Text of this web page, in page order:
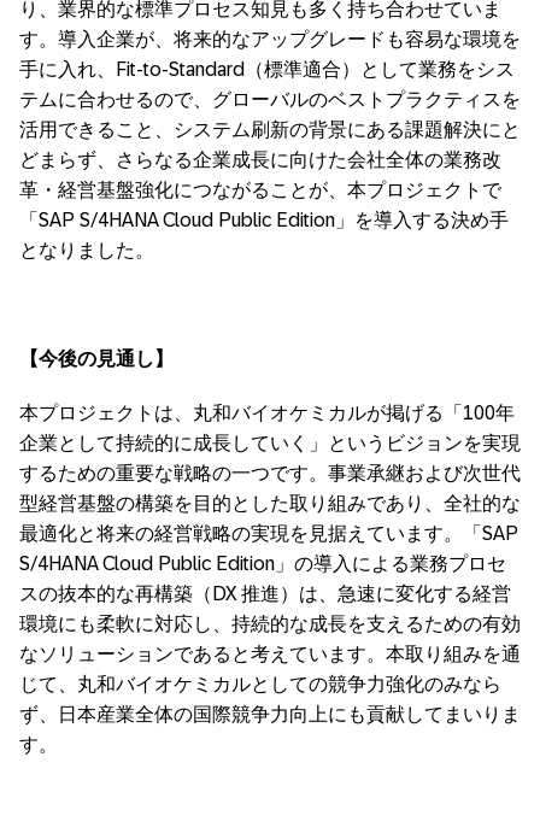
り、業界的な標準プロセス知見も多く持ち合わせていま
す。導入企業が、将来的なアップグレードも容易な環境を
手に入れ、Fit-to-Standard（標準適合）として業務をシス
テムに合わせるので、グローバルのベストプラクティスを
活用できること、システム刷新の背景にある課題解決にと
どまらず、さらなる企業成長に向けた会社全体の業務改
革・経営基盤強化につながることが、本プロジェクトで
「SAP S/4HANA Cloud Public Edition」を導入する決め手
となりました。
【今後の見通し】
本プロジェクトは、丸和バイオケミカルが掲げる「100年
企業として持続的に成長していく」というビジョンを実現
するための重要な戦略の一つです。事業承継および次世代
型経営基盤の構築を目的とした取り組みであり、全社的な
最適化と将来の経営戦略の実現を見据えています。「SAP
S/4HANA Cloud Public Edition」の導入による業務プロセ
スの抜本的な再構築（DX 推進）は、急速に変化する経営
環境にも柔軟に対応し、持続的な成長を支えるための有効
なソリューションであると考えています。本取り組みを通
じて、丸和バイオケミカルとしての競争力強化のみなら
ず、日本産業全体の国際競争力向上にも貢献してまいりま
す。